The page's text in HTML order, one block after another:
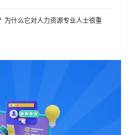
为什么它对人力资源专业人士很重